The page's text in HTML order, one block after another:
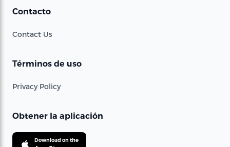
Contacto
Contact Us
Términos de uso
Privacy Policy
Obtener la aplicación
Download on the